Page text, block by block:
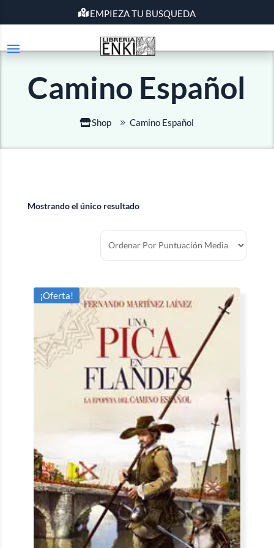
EMPIEZA TU BUSQUEDA
Camino Español
Shop Camino Español
Mostrando el único resultado
¡Oferta!